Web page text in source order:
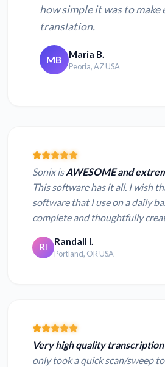
how simple it was to make
translation.
MB Maria B.
Peoria, AZ USA
Sonix isAWESOME and
This software has it all. I wish
software that I use on a daily
complete and thoughtfully
RI Randall I.
Portland, OR USA
Very high quality
only took a quick scan/sweep